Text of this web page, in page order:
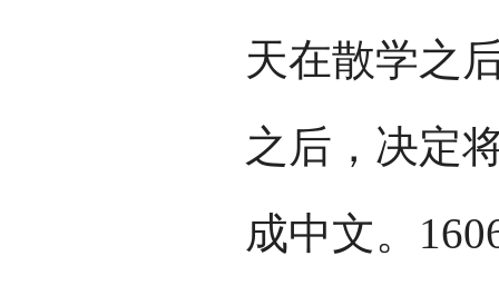
天在散学之
之后，决定
成中文。